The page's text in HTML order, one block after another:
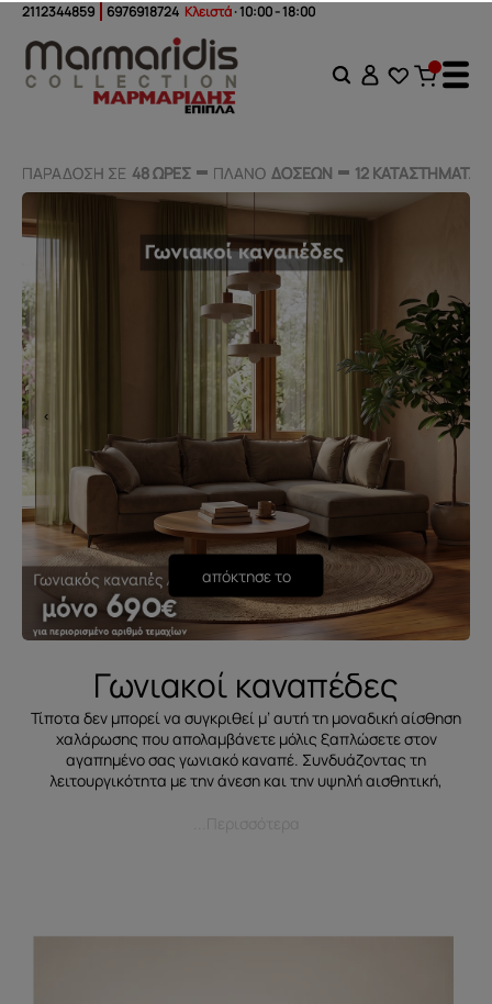
2112344859 6976918724 Κλειστά· 10:00 - 18:00
ΠΑΡΑΔΟΣΗ ΣΕ 48 ΩΡΕΣ ΠΛΑΝΟ ΔΟΣΕΩΝ 12 ΚΑΤΑΣΤΗΜΑΤΑ
ΠΑΡΑΔΟΣΗ ΣΕ 48 ΩΡΕΣ ΠΛΑΝΟ ΔΟΣΕΩΝ 12 ΚΑΤΑΣΤΗΜΑΤΑ
απόκτησε το
‹ ›
Γωνιακοί καναπέδες
Τίποτα δεν μπορεί να συγκριθεί μ’ αυτή τη μοναδική αίσθηση
χαλάρωσης που απολαμβάνετε μόλις ξαπλώσετε στον
αγαπημένο σας γωνιακό καναπέ. Συνδυάζοντας τη
λειτουργικότητα με την άνεση και την υψηλή αισθητική,